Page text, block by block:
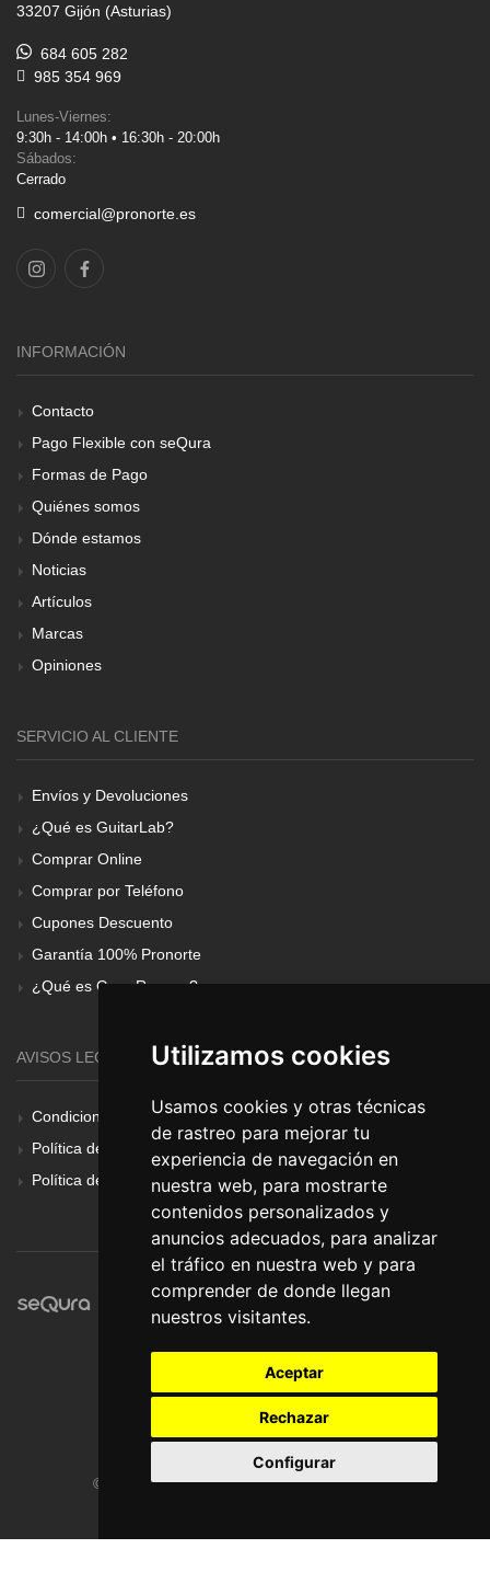
Utilizamos cookies
Usamos cookies y otras técnicas
de rastreo para mejorar tu
experiencia de navegación en
nuestra web, para mostrarte
contenidos personalizados y
anuncios adecuados, para analizar
el tráfico en nuestra web y para
comprender de donde llegan
nuestros visitantes.
Aceptar
Rechazar
Configurar
33207 Gijón (Asturias)
684 605 282
985 354 969
Lunes-Viernes:
9:30h - 14:00h • 16:30h - 20:00h
Sábados:
Cerrado
comercial@pronorte.es
INFORMACIÓN
Contacto
Pago Flexible con seQura
Formas de Pago
Quiénes somos
Dónde estamos
Noticias
Artículos
Marcas
Opiniones
SERVICIO AL CLIENTE
Envíos y Devoluciones
¿Qué es GuitarLab?
Comprar Online
Comprar por Teléfono
Cupones Descuento
Garantía 100% Pronorte
¿Qué es Gear Renove?
AVISOS LEGALES
Condiciones Generales
Política de Cookies
Política de Privacidad
© Pronorte Sonido SL. Todos los derechos reservados.